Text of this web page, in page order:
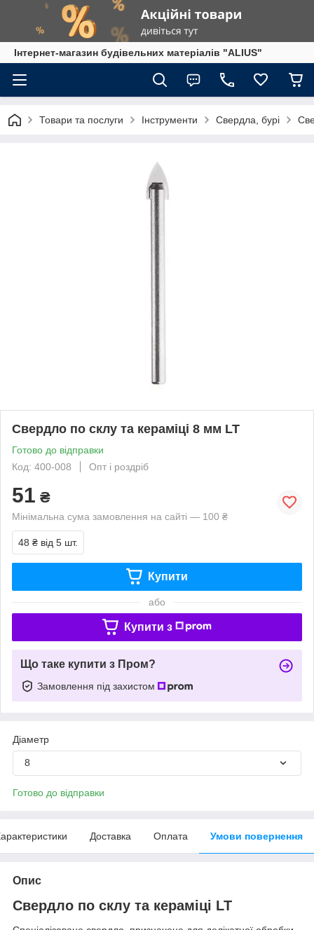
Інтернет-магазин будівельних матеріалів "ALIUS"
Товари та послуги Інструменти Свердла, бурі
Свердло по склу та кераміці 8 мм LT
Готово до відправки
Код: 400-008
Опт і роздріб
51 ₴
Мінімальна сума замовлення на сайті — 100 ₴
48 ₴ від 5 шт.
Купити
або
Купити з
Що таке купити з Пром?
Замовлення під захистом
Діаметр
8
Готово до відправки
Доставка Оплата Умови повернення
Опис
Свердло по склу та кераміці LT